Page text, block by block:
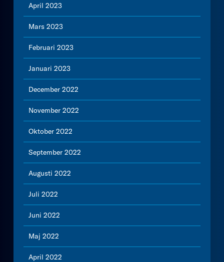
April 2023
Mars 2023
Februari 2023
Januari 2023
December 2022
November 2022
Oktober 2022
September 2022
Augusti 2022
Juli 2022
Juni 2022
Maj 2022
April 2022